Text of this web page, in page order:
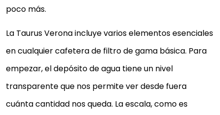
poco más.
La Taurus Verona incluye varios elementos esenciales
en cualquier cafetera de filtro de gama básica. Para
empezar, el depósito de agua tiene un nivel
transparente que nos permite ver desde fuera
cuánta cantidad nos queda. La escala, como es